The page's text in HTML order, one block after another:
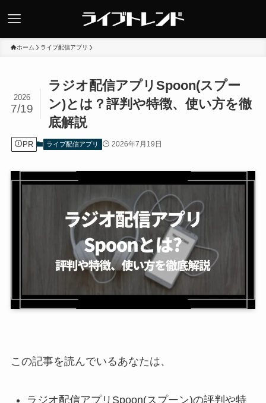
ホーム ライブ配信アプリ
ラジオ配信アプリSpoon(スプー
ン)とは？評判や特徴、使い方を徹
底解説
2026
7/19
PR ライブ配信アプリ 2026年7月19日
この記事を読んでいるあなたは、
ラジオ配信アプリSpoon(スプーン)の評判や特